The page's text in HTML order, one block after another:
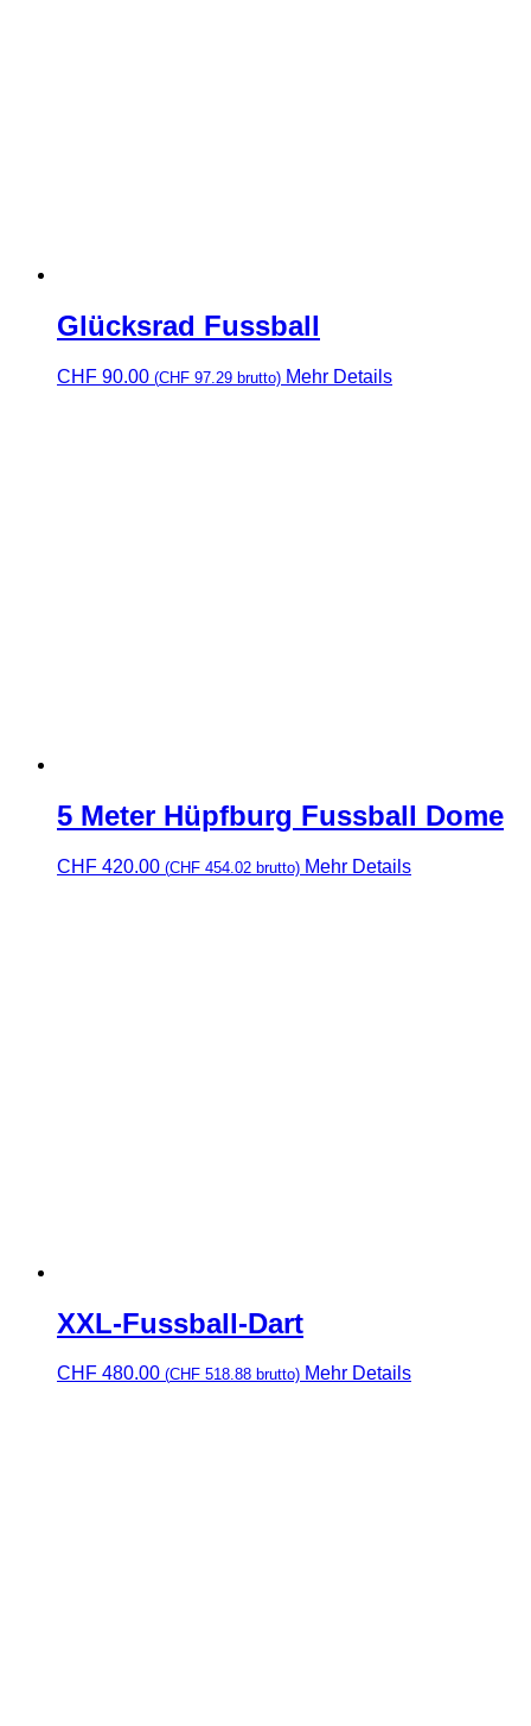
Glücksrad Fussball
CHF 90.00 (CHF 97.29 brutto) Mehr Details
5 Meter Hüpfburg Fussball Dome
CHF 420.00 (CHF 454.02 brutto) Mehr Details
XXL-Fussball-Dart
CHF 480.00 (CHF 518.88 brutto) Mehr Details